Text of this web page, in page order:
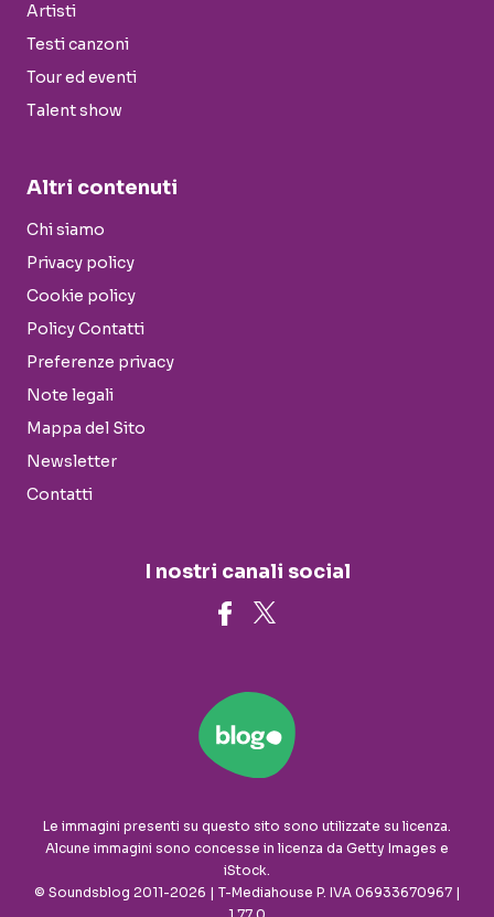
Artisti
Testi canzoni
Tour ed eventi
Talent show
Altri contenuti
Chi siamo
Privacy policy
Cookie policy
Policy Contatti
Preferenze privacy
Note legali
Mappa del Sito
Newsletter
Contatti
I nostri canali social
Le immagini presenti su questo sito sono utilizzate su licenza.
Alcune immagini sono concesse in licenza da Getty Images e
iStock.
© Soundsblog 2011-2026 | T-Mediahouse P. IVA 06933670967 |